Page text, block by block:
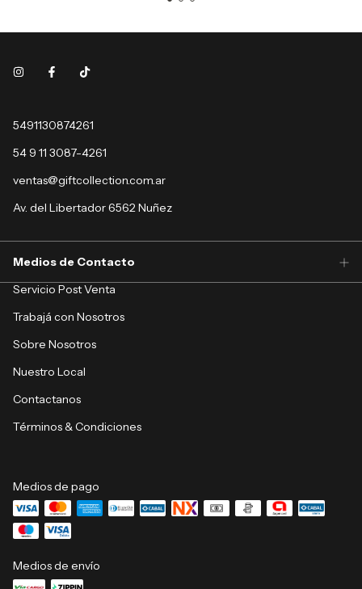
5491130874261
54 9 11 3087-4261
ventas@giftcollection.com.ar
Av. del Libertador 6562 Nuñez
Medios de Contacto
Servicio Post Venta
Trabajá con Nosotros
Sobre Nosotros
Nuestro Local
Contactanos
Términos & Condiciones
Medios de pago
Medios de envío